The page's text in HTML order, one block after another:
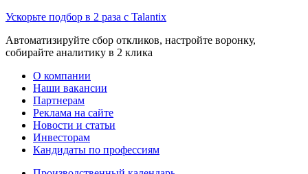
Ускорьте подбор в 2 раза с Talantix
Автоматизируйте сбор откликов, настройте воронку,
собирайте аналитику в 2 клика
О компании
Наши вакансии
Партнерам
Реклама на сайте
Новости и статьи
Инвесторам
Кандидаты по профессиям